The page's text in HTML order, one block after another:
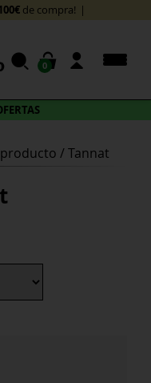
0
/ Tannat